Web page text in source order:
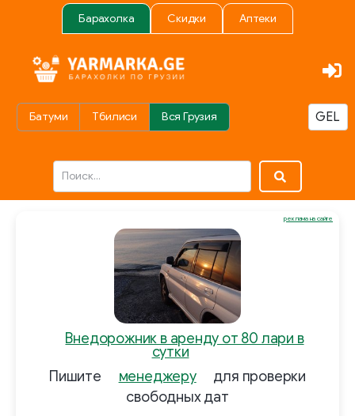
Барахолка Скидки Аптеки
Батуми Тбилиси Вся Грузия
Внедорожник в аренду от 80 лари в
сутки
Пишите
менеджеру
для проверки
свободных дат
реклама на сайте